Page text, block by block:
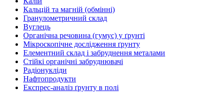
Кальцій та магній (обмінні)
Гранулометричний склад
Вуглець
Органічна речовина (гумус) у ґрунті
Мікроскопічне дослідження ґрунту
Елементний склад і забруднення металами
Стійкі органічні забруднювачі
Радіонукліди
Нафтопродукти
Експрес-аналіз ґрунту в полі